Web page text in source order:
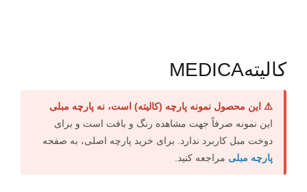
کالیتهMEDICA
⚠️ این محصول نمونه پارچه (کالیته) است، نه پارچه مبلی
این نمونه صرفاً جهت مشاهده رنگ و بافت است و برای
دوخت مبل کاربرد ندارد. برای خرید پارچه اصلی، به صفحه
پارچه مبلی مراجعه کنید.